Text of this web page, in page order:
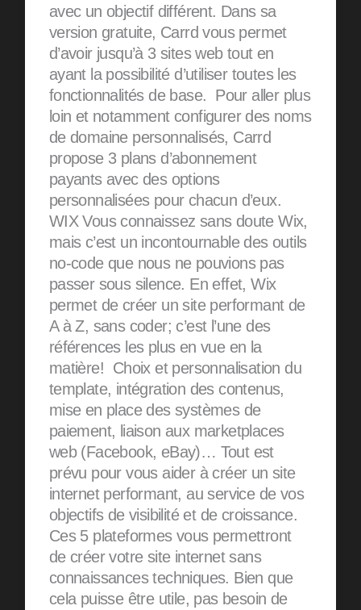
avec un objectif différent. Dans sa
version gratuite, Carrd vous permet
d’avoir jusqu’à 3 sites web tout en
ayant la possibilité d’utiliser toutes les
fonctionnalités de base. Pour aller plus
loin et notamment configurer des noms
de domaine personnalisés, Carrd
propose 3 plans d’abonnement
payants avec des options
personnalisées pour chacun d’eux.
WIX Vous connaissez sans doute Wix,
mais c’est un incontournable des outils
no-code que nous ne pouvions pas
passer sous silence. En effet, Wix
permet de créer un site performant de
A à Z, sans coder; c’est l’une des
références les plus en vue en la
matière! Choix et personnalisation du
template, intégration des contenus,
mise en place des systèmes de
paiement, liaison aux marketplaces
web (Facebook, eBay)… Tout est
prévu pour vous aider à créer un site
internet performant, au service de vos
objectifs de visibilité et de croissance.
Ces 5 plateformes vous permettront
de créer votre site internet sans
connaissances techniques. Bien que
cela puisse être utile, pas besoin de